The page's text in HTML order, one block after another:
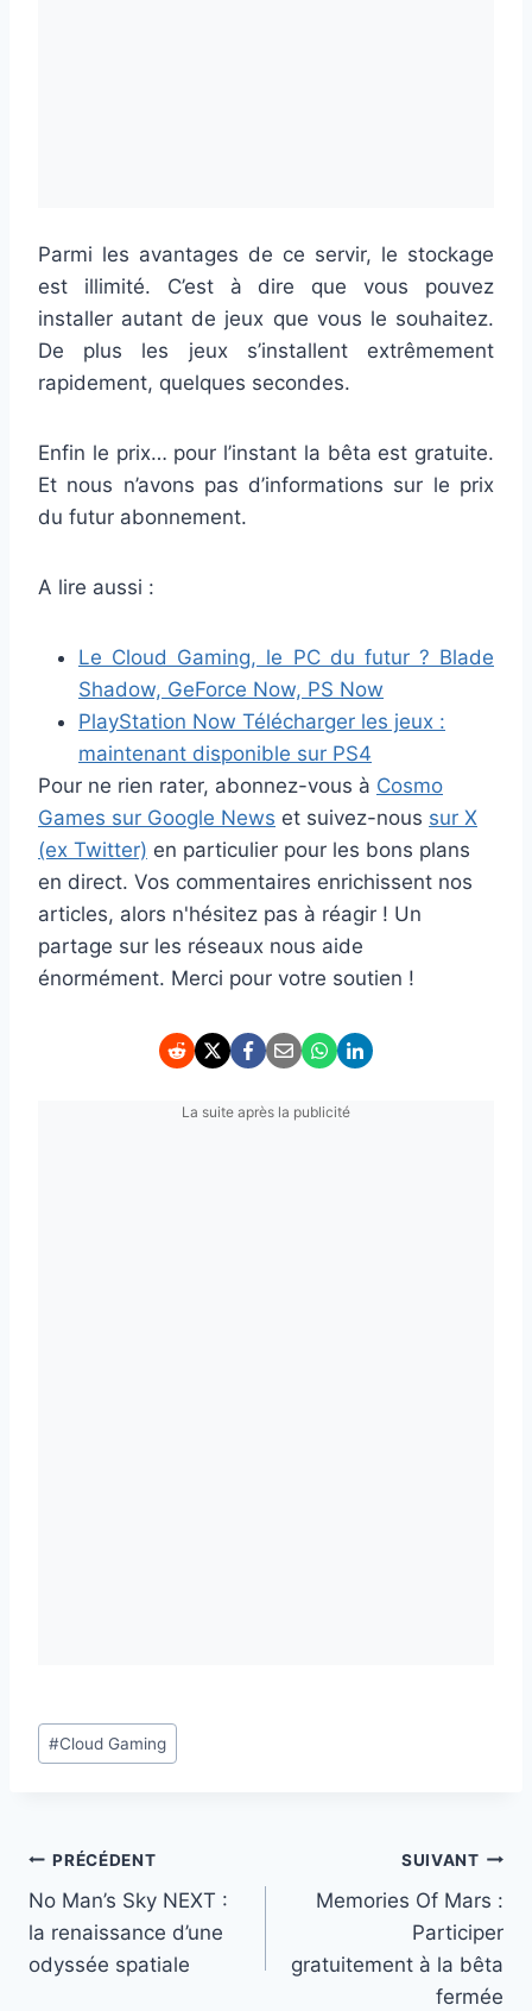
Parmi les avantages de ce servir, le stockage
est illimité. C’est à dire que vous pouvez
installer autant de jeux que vous le souhaitez.
De plus les jeux s’installent extrêmement
rapidement, quelques secondes.
Enfin le prix… pour l’instant la bêta est gratuite.
Et nous n’avons pas d’informations sur le prix
du futur abonnement.
A lire aussi :
Le Cloud Gaming, le PC du futur ? Blade
Shadow, GeForce Now, PS Now
PlayStation Now Télécharger les jeux :
maintenant disponible sur PS4
Pour ne rien rater, abonnez-vous à Cosmo
Games sur Google News et suivez-nous sur X
(ex Twitter) en particulier pour les bons plans
en direct. Vos commentaires enrichissent nos
articles, alors n'hésitez pas à réagir ! Un
partage sur les réseaux nous aide
énormément. Merci pour votre soutien !
La suite après la publicité
Étiquettes
de
#Cloud Gaming
Navigation
de
l’article
PRÉCÉDENT
No Man’s Sky NEXT :
la renaissance d’une
odyssée spatiale
SUIVANT
Memories Of Mars :
Participer
gratuitement à la bêta
fermée